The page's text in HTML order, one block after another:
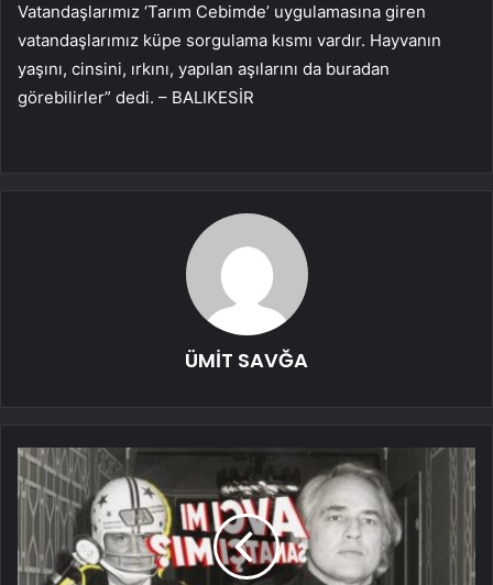
Vatandaşlarımız ‘Tarım Cebimde’ uygulamasına giren
vatandaşlarımız küpe sorgulama kısmı vardır. Hayvanın
yaşını, cinsini, ırkını, yapılan aşılarını da buradan
görebilirler” dedi. – BALIKESİR
ÜMİT SAVĞA